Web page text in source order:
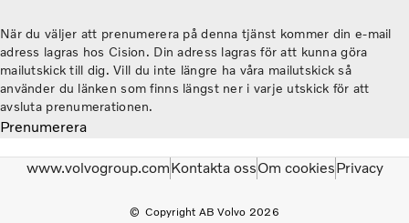
När du väljer att prenumerera på denna tjänst kommer din e-mail
adress lagras hos Cision. Din adress lagras för att kunna göra
mailutskick till dig. Vill du inte längre ha våra mailutskick så
använder du länken som finns längst ner i varje utskick för att
avsluta prenumerationen.
Prenumerera
Copyright AB Volvo 2026
www.volvogroup.comKontakta ossOm cookiesPrivacy